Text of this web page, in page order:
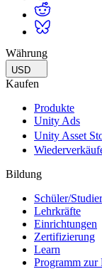
Währung
USD
Kaufen
Produkte
Unity Ads
Unity Asset
Bildung
Schüler/
Lehrkräfte
Einrichtungen
Zertifizierung
Learn
Programm